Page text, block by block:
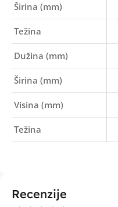
Širina (mm)
Težina
Dužina (mm)
Širina (mm)
Visina (mm)
Težina
Recenzije